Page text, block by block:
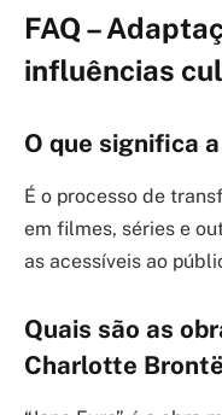
FAQ –
influências
O que significa
É o processo de
em filmes, séries e
as acessíveis ao
Quais são as
Charlotte